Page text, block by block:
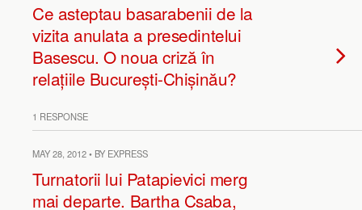
Ce asteptau basarabenii de la
vizita anulata a presedintelui
Basescu. O noua criză în
relațiile București-Chișinău?
1 RESPONSE
MAY 28, 2012 • BY EXPRESS
Turnatorii lui Patapievici merg
mai departe. Bartha Csaba,